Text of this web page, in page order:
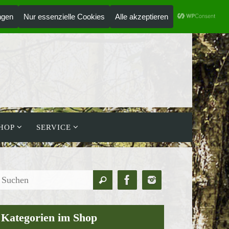
SERVICE
Suchen
nach:
Suchen
Kategorien im Shop